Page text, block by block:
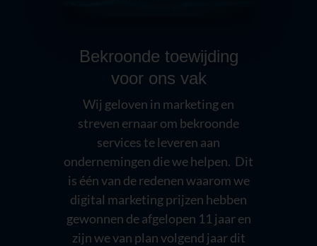
Bekroonde toewijding
voor ons vak
Wij geloven in marketing en
streven ernaar om bekroonde
services te leveren aan
ondernemingen die we helpen. Dit
is één van de redenen waarom we
digital marketing prijzen hebben
gewonnen de afgelopen 11 jaar en
zijn we van plan volgend jaar dit